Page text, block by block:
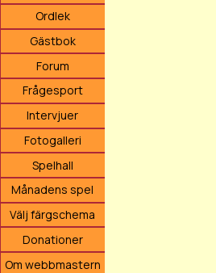
Ordlek
Gästbok
Forum
Frågesport
Intervjuer
Fotogalleri
Spelhall
Månadens spel
Välj färgschema
Donationer
Om webbmastern